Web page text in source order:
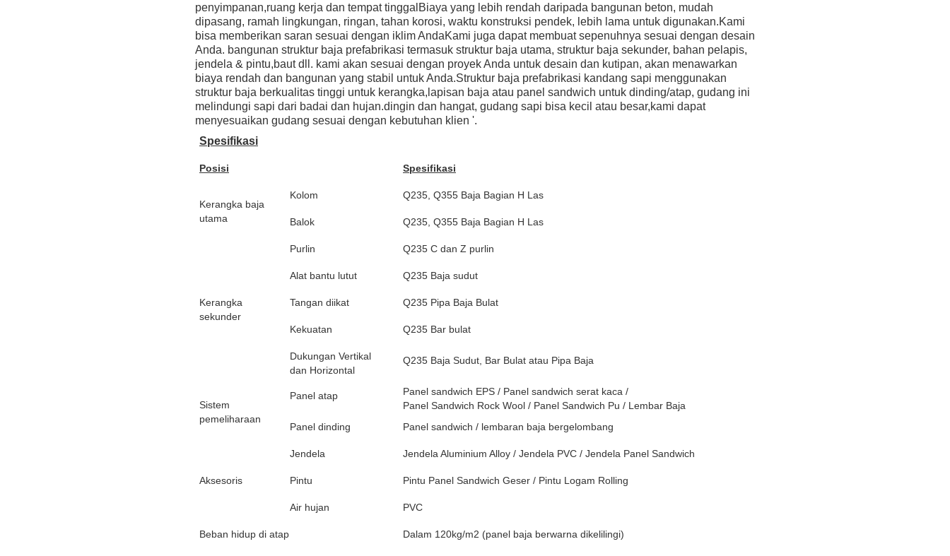
penyimpanan,ruang kerja dan tempat tinggalBiaya yang lebih rendah daripada bangunan beton, mudah
dipasang, ramah lingkungan, ringan, tahan korosi, waktu konstruksi pendek, lebih lama untuk digunakan.Kami
bisa memberikan saran sesuai dengan iklim AndaKami juga dapat membuat sepenuhnya sesuai dengan desain
Anda. bangunan struktur baja prefabrikasi termasuk struktur baja utama, struktur baja sekunder, bahan pelapis,
jendela & pintu,baut dll. kami akan sesuai dengan proyek Anda untuk desain dan kutipan, akan menawarkan
biaya rendah dan bangunan yang stabil untuk Anda.Struktur baja prefabrikasi kandang sapi menggunakan
struktur baja berkualitas tinggi untuk kerangka,lapisan baja atau panel sandwich untuk dinding/atap, gudang ini
melindungi sapi dari badai dan hujan.dingin dan hangat, gudang sapi bisa kecil atau besar,kami dapat
menyesuaikan gudang sesuai dengan kebutuhan klien '.
Spesifikasi
Posisi Spesifikasi
Kerangka baja
utama
Kolom Q235, Q355 Baja Bagian H Las
Balok Q235, Q355 Baja Bagian H Las
Kerangka
sekunder
Purlin Q235 C dan Z purlin
Alat bantu lutut Q235 Baja sudut
Tangan diikat Q235 Pipa Baja Bulat
Kekuatan Q235 Bar bulat
Dukungan Vertikal
dan Horizontal
Q235 Baja Sudut, Bar Bulat atau Pipa Baja
Sistem
pemeliharaan
Panel atap
Panel sandwich EPS / Panel sandwich serat kaca /
Panel Sandwich Rock Wool / Panel Sandwich Pu / Lembar Baja
Panel dinding
Panel sandwich / lembaran baja bergelombang
Aksesoris
Jendela Jendela Aluminium Alloy / Jendela PVC / Jendela Panel Sandwich
Pintu Pintu Panel Sandwich Geser / Pintu Logam Rolling
Air hujan PVC
Beban hidup di atap Dalam 120kg/m2 (panel baja berwarna dikelilingi)